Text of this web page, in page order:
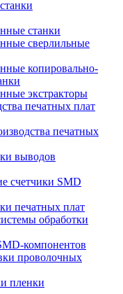
станки
сверлильные
копировально-
экстракторы
печатных плат
печатных
выводов
счетчики SMD
печатных плат
обработки
компонентов
проволочных
пленки